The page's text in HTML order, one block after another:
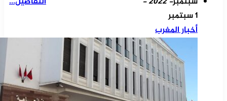
1 سبتمبر
أخبار المغرب